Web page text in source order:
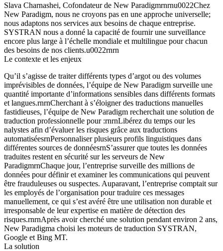
Slava Charnashei, Cofondateur de New Paradigmrnrnu0022Chez
New Paradigm, nous ne croyons pas en une approche universelle;
nous adaptons nos services aux besoins de chaque entreprise.
SYSTRAN nous a donné la capacité de fournir une surveillance
encore plus large à l’échelle mondiale et multilingue pour chacun
des besoins de nos clients.u0022rnrn
Le contexte et les enjeux
Qu’il s’agisse de traiter différents types d’argot ou des volumes
imprévisibles de données, l’équipe de New Paradigm surveille une
quantité importante d’informations sensibles dans différents formats
et langues.rnrnCherchant à s’éloigner des traductions manuelles
fastidieuses, l’équipe de New Paradigm recherchait une solution de
traduction professionnelle pour :rnrnLibérez du temps our les
nalystes afin d’évaluer les risques grâce aux traductions
automatiséesrnPersonnaliser plusieurs profils linguistiques dans
différentes sources de donnéesrnS’assurer que toutes les données
traduites restent en sécurité sur les serveurs de New
ParadigmrnChaque jour, l’entreprise surveille des millions de
données pour définir et examiner les communications qui peuvent
être frauduleuses ou suspectes. Auparavant, l’entreprise comptait sur
les employés de l’organisation pour traduire ces messages
manuellement, ce qui s’est avéré être une utilisation non durable et
irresponsable de leur expertise en matière de détection des
risques.rnrnAprès avoir cherché une solution pendant environ 2 ans,
New Paradigma choisi les moteurs de traduction SYSTRAN,
Google et Bing MT.
La solution